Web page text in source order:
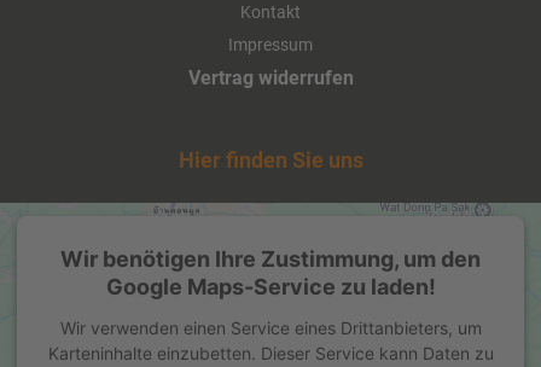
Ensinger ACE Orange-Karotte 12 x
0,5 Liter (Glas/Mehrweg)
Kontakt
Impressum
Vertrag widerrufen
Hier finden Sie uns
Wir benötigen Ihre Zustimmung, um den
Google Maps-Service zu laden!
Wir verwenden einen Service eines Drittanbieters, um
Karteninhalte einzubetten. Dieser Service kann Daten zu